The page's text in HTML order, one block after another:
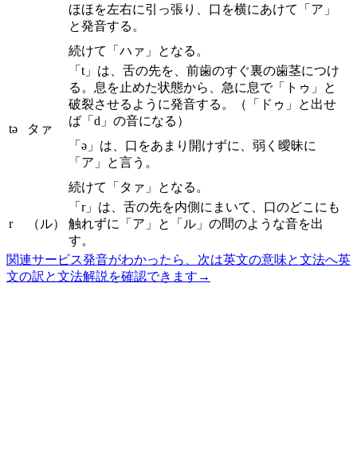
ほほを左右に引っ張り、口を横にあけて「ア」
と発音する。
続けて「ハァ」となる。
tə タァ
「t」は、舌の先を、前歯のすぐ裏の歯茎につけ
る。息を止めた状態から、急に息で「トゥ」と
破裂させるように発音する。（「ドゥ」と出せ
ば「d」の音になる）
「ə」は、口をあまり開けずに、弱く曖昧に
「ア」と言う。
続けて「タァ」となる。
r （ル）
「r」は、舌の先を内側にまいて、口のどこにも
触れずに「ア」と「ル」の間のような音を出
す。
関連サービス発音がわかったら、次は英文の意味と文法へ英
文の訳と文法解説を確認できます →